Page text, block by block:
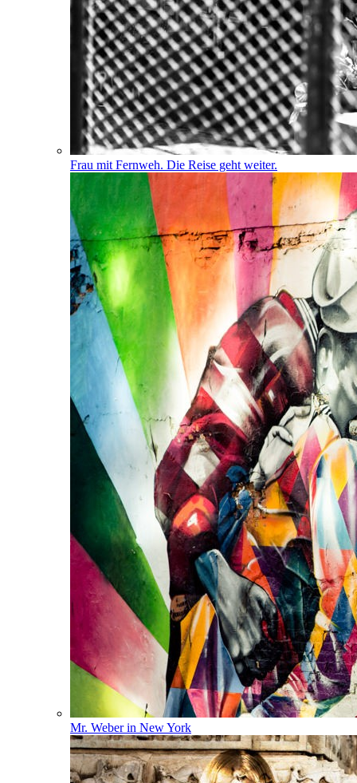
Frau mit Fernweh. Die Reise geht weiter.
Mr. Weber in New York